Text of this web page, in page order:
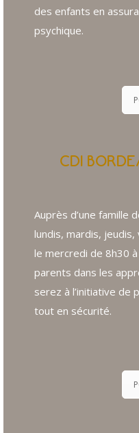
des enfants en
psychique.
CDI
Auprès d’une famille
lundis, mardis,
le mercredi de 8h30
parents dans les
serez à l’initiative de
tout en sécurité.